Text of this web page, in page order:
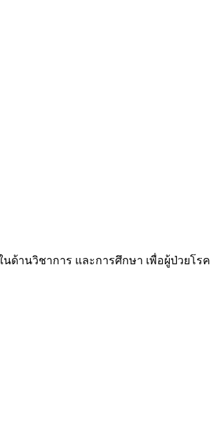
ในด้านวิชาการ และการศึกษา เพื่อผู้ป่วยโรค